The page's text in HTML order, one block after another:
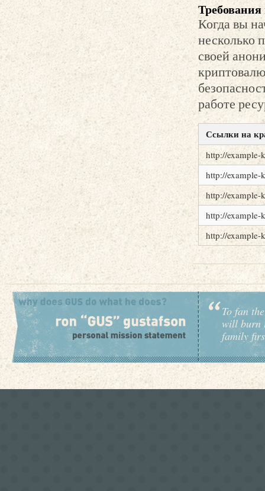
Когда вы
несколько
своей
работе
Ссылки на
http://example-
http://example-
http://example-
http://example-
http://example-
To fan
will burn
family